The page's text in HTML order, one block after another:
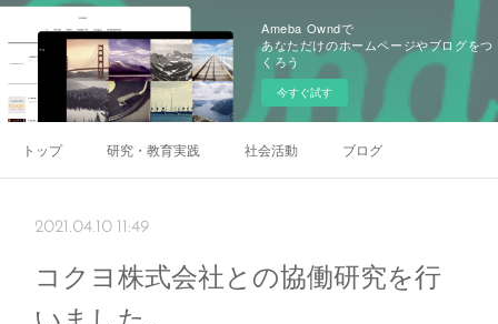
Ameba Owndで
あなただけのホームページやブログをつ
くろう
今すぐ試す
トップ 研究・教育実践 社会活動 ブログ
2021.04.10 11:49
コクヨ株式会社との協働研究を行